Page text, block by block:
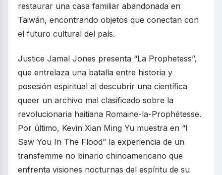
restaurar una casa familiar abandonada en
Taiwán, encontrando objetos que conectan con
el futuro cultural del país.
Justice Jamal Jones presenta “La Prophetess”,
que entrelaza una batalla entre historia y
posesión espiritual al descubrir una científica
queer un archivo mal clasificado sobre la
revolucionaria haitiana Romaine-la-Prophétesse.
Por último, Kevin Xian Ming Yu muestra en “I
Saw You In The Flood” la experiencia de un
transfemme no binario chinoamericano que
enfrenta visiones nocturnas del espíritu de su